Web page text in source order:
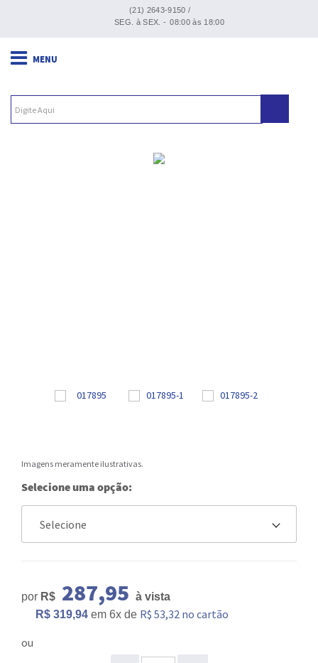
(21) 2643-9150 /
SEG. à SEX. - 08:00 às 18:00
Imagens meramente ilustrativas.
Selecione uma opção:
por R$ 287,95 à vista
R$ 319,94 em 6x de R$ 53,32 no cartão
ou